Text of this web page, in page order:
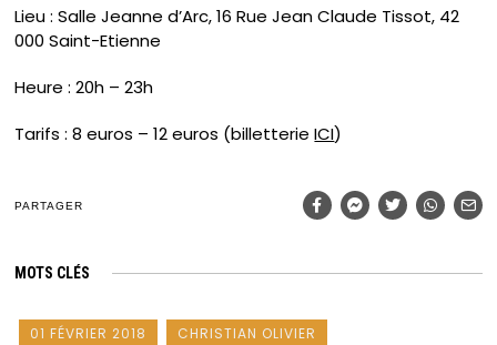
Lieu : Salle Jeanne d’Arc, 16 Rue Jean Claude Tissot, 42
000 Saint-Etienne
Heure : 20h – 23h
Tarifs : 8 euros – 12 euros (billetterieICI)
PARTAGER
MOTS CLÉS
01 FÉVRIER 2018
CHRISTIAN OLIVIER